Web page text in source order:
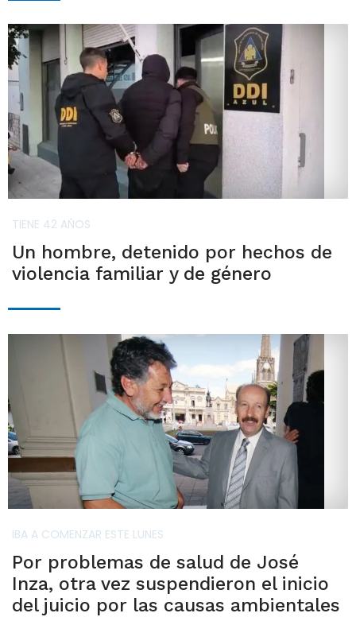
TIENE 42 AÑOS
Un hombre, detenido por hechos de
violencia familiar y de género
IBA A COMENZAR ESTE LUNES
Por problemas de salud de José
Inza, otra vez suspendieron el inicio
del juicio por las causas ambientales